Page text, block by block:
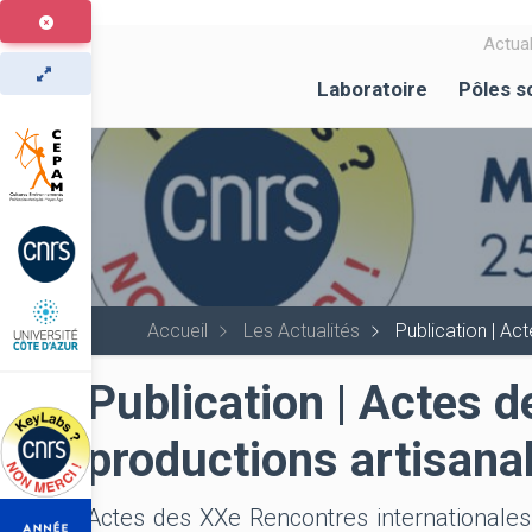
Aller
au
contenu
principal
Laboratoire Pôles
Accueil Les Actualités Publication |
Publication | Actes
productions
Actes des XXe Rencontres